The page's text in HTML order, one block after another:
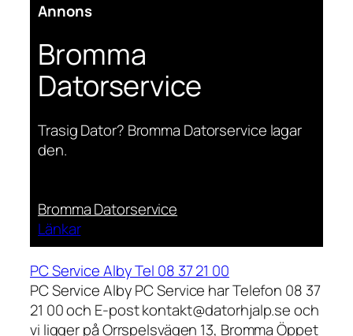
Annons
Bromma
Datorservice
Trasig Dator? Bromma Datorservice lagar
den.
Bromma Datorservice
Länkar
PC Service Alby Tel 08 37 21 00
PC Service Alby PC Service har Telefon 08 37
21 00 och E-post kontakt@datorhjalp.se och
vi ligger på Orrspelsvägen 13, Bromma Öppet